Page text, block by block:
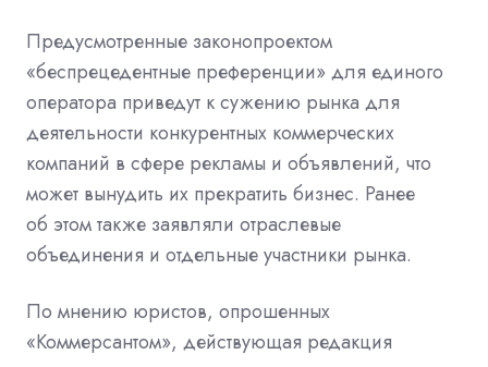
Предусмотренные законопроектом
«беспрецедентные преференции» для единого
оператора приведут к сужению рынка для
деятельности конкурентных коммерческих
компаний в сфере рекламы и объявлений, что
может вынудить их прекратить бизнес. Ранее
об этом также заявляли отраслевые
объединения и отдельные участники рынка.
По мнению юристов, опрошенных
«Коммерсантом», действующая редакция